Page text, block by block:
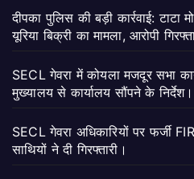
दीपका पुलिस की बड़ी कार्रवाई:
यूरिया बिक्री का मामला, आरोपी
SECL गेवरा में कोयला मजदूर सभा
मुख्यालय से कार्यालय सौंपने के निर्देश।
SECL गेवरा अधिकारियों पर फर्जी
साथियों ने दी गिरफ्तारी।